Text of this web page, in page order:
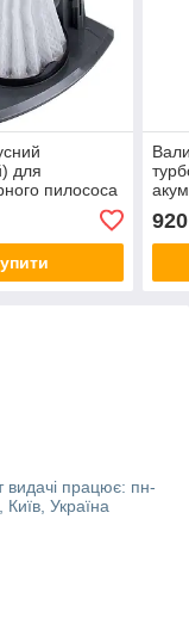
для
пилососа
920
видачі працює: пн-
Україна